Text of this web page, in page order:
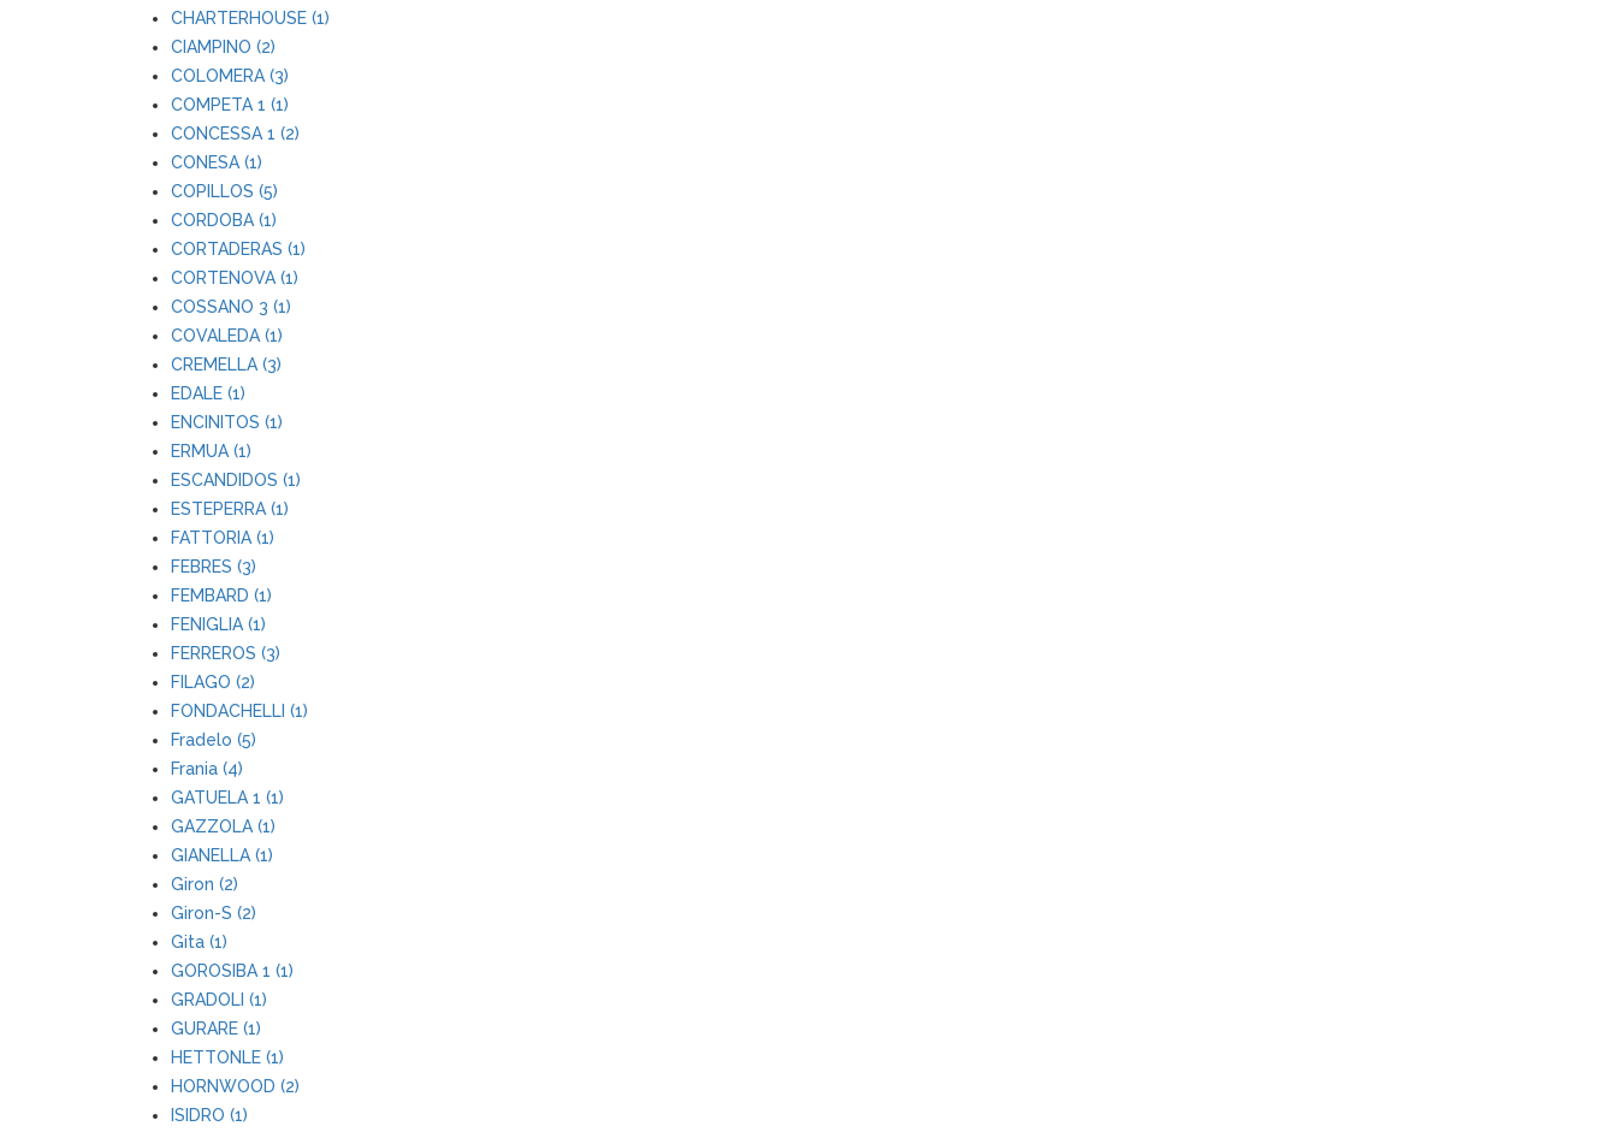
CHARTERHOUSE (1)
CIAMPINO (2)
COLOMERA (3)
COMPETA 1 (1)
CONCESSA 1 (2)
CONESA (1)
COPILLOS (5)
CORDOBA (1)
CORTADERAS (1)
CORTENOVA (1)
COSSANO 3 (1)
COVALEDA (1)
CREMELLA (3)
EDALE (1)
ENCINITOS (1)
ERMUA (1)
ESCANDIDOS (1)
ESTEPERRA (1)
FATTORIA (1)
FEBRES (3)
FEMBARD (1)
FENIGLIA (1)
FERREROS (3)
FILAGO (2)
FONDACHELLI (1)
Fradelo (5)
Frania (4)
GATUELA 1 (1)
GAZZOLA (1)
GIANELLA (1)
Giron (2)
Giron-S (2)
Gita (1)
GOROSIBA 1 (1)
GRADOLI (1)
GURARE (1)
HETTONLE (1)
HORNWOOD (2)
ISIDRO (1)